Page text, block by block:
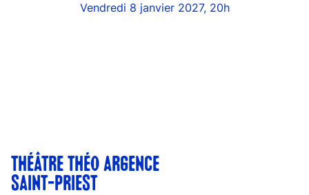
Vendredi 8 janvier 2027, 20h
THÉÂTRE THÉO ARGENCE
SAINT-PRIEST